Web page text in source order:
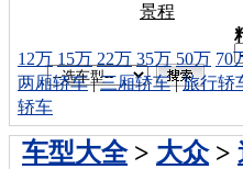
景程
12万 15万 22万 35万 50万 70
两厢轿车|三厢轿车|旅行轿
轿车
车型大全> 大众>